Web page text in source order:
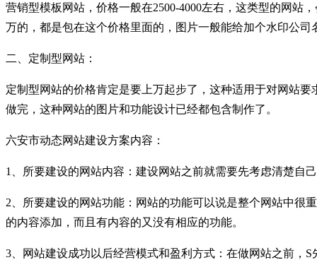
营销型模板网站，价格一般在2500-4000左右，这类型的网站
万的，都是包在这个价格里面的，图片一般能给加个水印公
二、定制型网站：
定制型网站的价格肯定是要上万起步了，这种适用于对网站
做完，这种网站的图片和功能设计已经都包含制作了。
六安市动态网站建设方案内容：
1、所要建设的网站内容：建设网站之前就需要先考虑清楚自
2、所要建设的网站功能：网站的功能可以说是整个网站中很
的内容添加，而且有内容的又没有相应的功能。
3、网站建设成功以后经营模式和盈利方式：在做网站之前，